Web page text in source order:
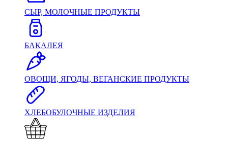
СЫР, МОЛОЧНЫЕ ПРОДУКТЫ
БАКАЛЕЯ
ОВОЩИ, ЯГОДЫ, ВЕГАНСКИЕ ПРОДУКТЫ
ХЛЕБОБУЛОЧНЫЕ ИЗДЕЛИЯ